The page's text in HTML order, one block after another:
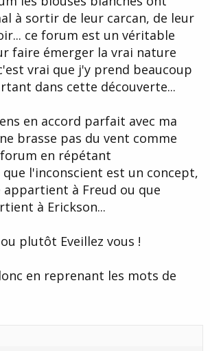
et çà vous ne le supportez pas,
ne supportez pas que l'on vous y
médecin, car vous n'aimez pas les
vous aiment pas, car ils n'aiment pas que
face à leurs propres contradictions et
pas qu'on vous mette face aux
vous ne supportez pas ce que vous
et que vous ne le supporterez jamais,
pas.
pas : c'est vous qui cherchez toujours
ce qu'on vous cherche.
à sortir de leur carcan, de leur
ce forum est un véritable
faire émerger la vrai nature
vrai que j'y prend beaucoup
dans cette découverte...
en accord parfait avec ma
brasse pas du vent comme
en répétant
l'inconscient est un concept,
appartient à Freud ou que
à Erickson...
plutôt Eveillez vous !
en reprenant les mots de